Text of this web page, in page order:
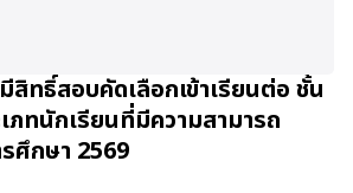
สิทธิ์สอบคัดเลือกเข้าเรียนต่อ ชั้น
ภทนักเรียนที่มีความสามารถ
ศึกษา 2569